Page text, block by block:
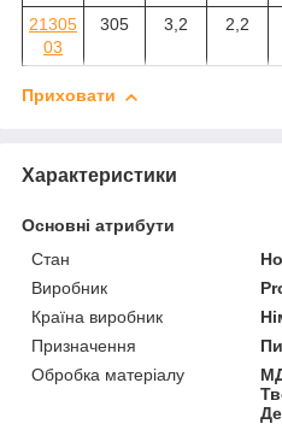
21305
03
305 3,2 2,2
Приховати
Характеристики
Основні атрибути
Стан
Виробник
Країна виробник
Призначення
Обробка матеріалу